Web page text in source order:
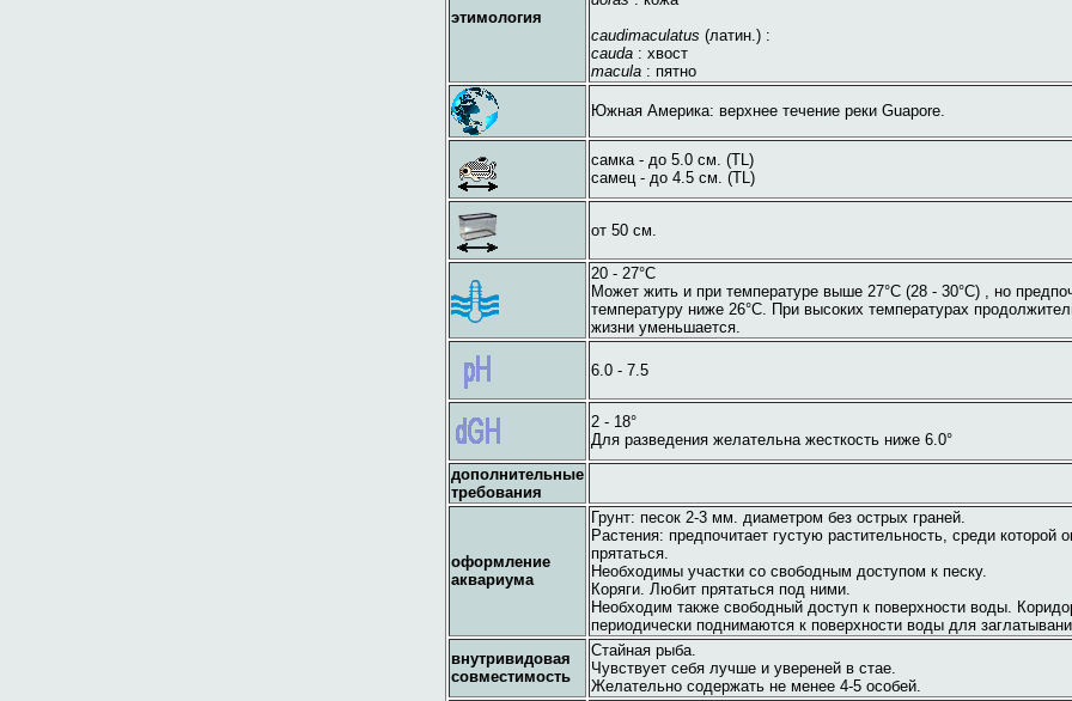
этимология
caudimaculatus (латин.) :
cauda : хвост
macula : пятно
Южная Америка: верхнее течение реки Guapore.
самка - до 5.0 см. (TL)
самец - до 4.5 см. (TL)
от 50 см.
20 - 27°C
Может жить и при температуре выше 27°C (28 - 30°C) , но
температуру ниже 26°C. При высоких температурах
жизни уменьшается.
6.0 - 7.5
2 - 18°
Для разведения желательна жесткость ниже 6.0°
дополнительные
требования
оформление
аквариума
Грунт: песок 2-3 мм. диаметром без острых граней.
Растения: предпочитает густую растительность, среди которой
прятаться.
Необходимы участки со свободным доступом к песку.
Коряги. Любит прятаться под ними.
Необходим также свободный доступ к поверхности воды.
периодически поднимаются к поверхности воды для
внутривидовая
совместимость
Стайная рыба.
Чувствует себя лучше и увереней в стае.
Желательно содержать не менее 4-5 особей.